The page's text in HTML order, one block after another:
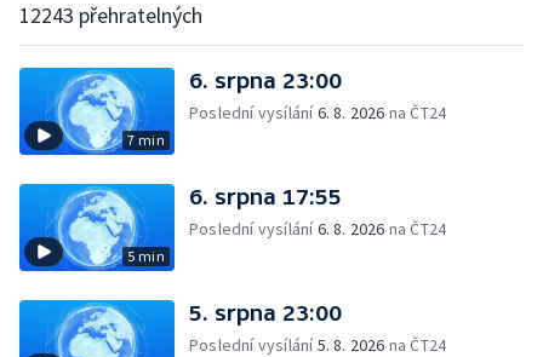
12243 přehratelných
7 min
6. srpna 23:00
Poslední vysílání6. 8. 2026 na ČT24
5 min
6. srpna 17:55
Poslední vysílání6. 8. 2026 na ČT24
5. srpna 23:00
Poslední vysílání5. 8. 2026 na ČT24